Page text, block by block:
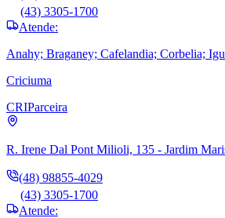
(43) 3305-1700
Atende:
Anahy; Braganey; Cafelandia; Corbelia;
Criciuma
CRIParceira
R. Irene Dal Pont Milioli, 135 - Jardim
(48) 98855-4029
(43) 3305-1700
Atende: